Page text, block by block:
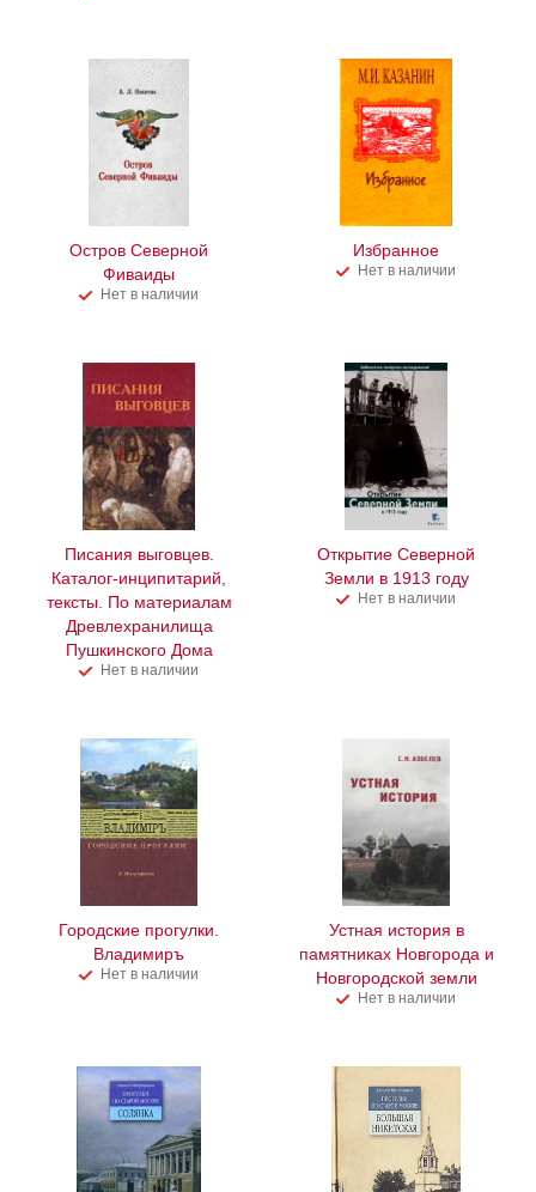
Остров Северной
Фиваиды
Нет в наличии
Избранное
Нет в наличии
Писания выговцев.
Каталог-инципитарий,
тексты. По материалам
Древлехранилища
Пушкинского Дома
Нет в наличии
Открытие Северной
Земли в 1913 году
Нет в наличии
Городские прогулки.
Владимиръ
Нет в наличии
Устная история в
памятниках Новгорода и
Новгородской земли
Нет в наличии